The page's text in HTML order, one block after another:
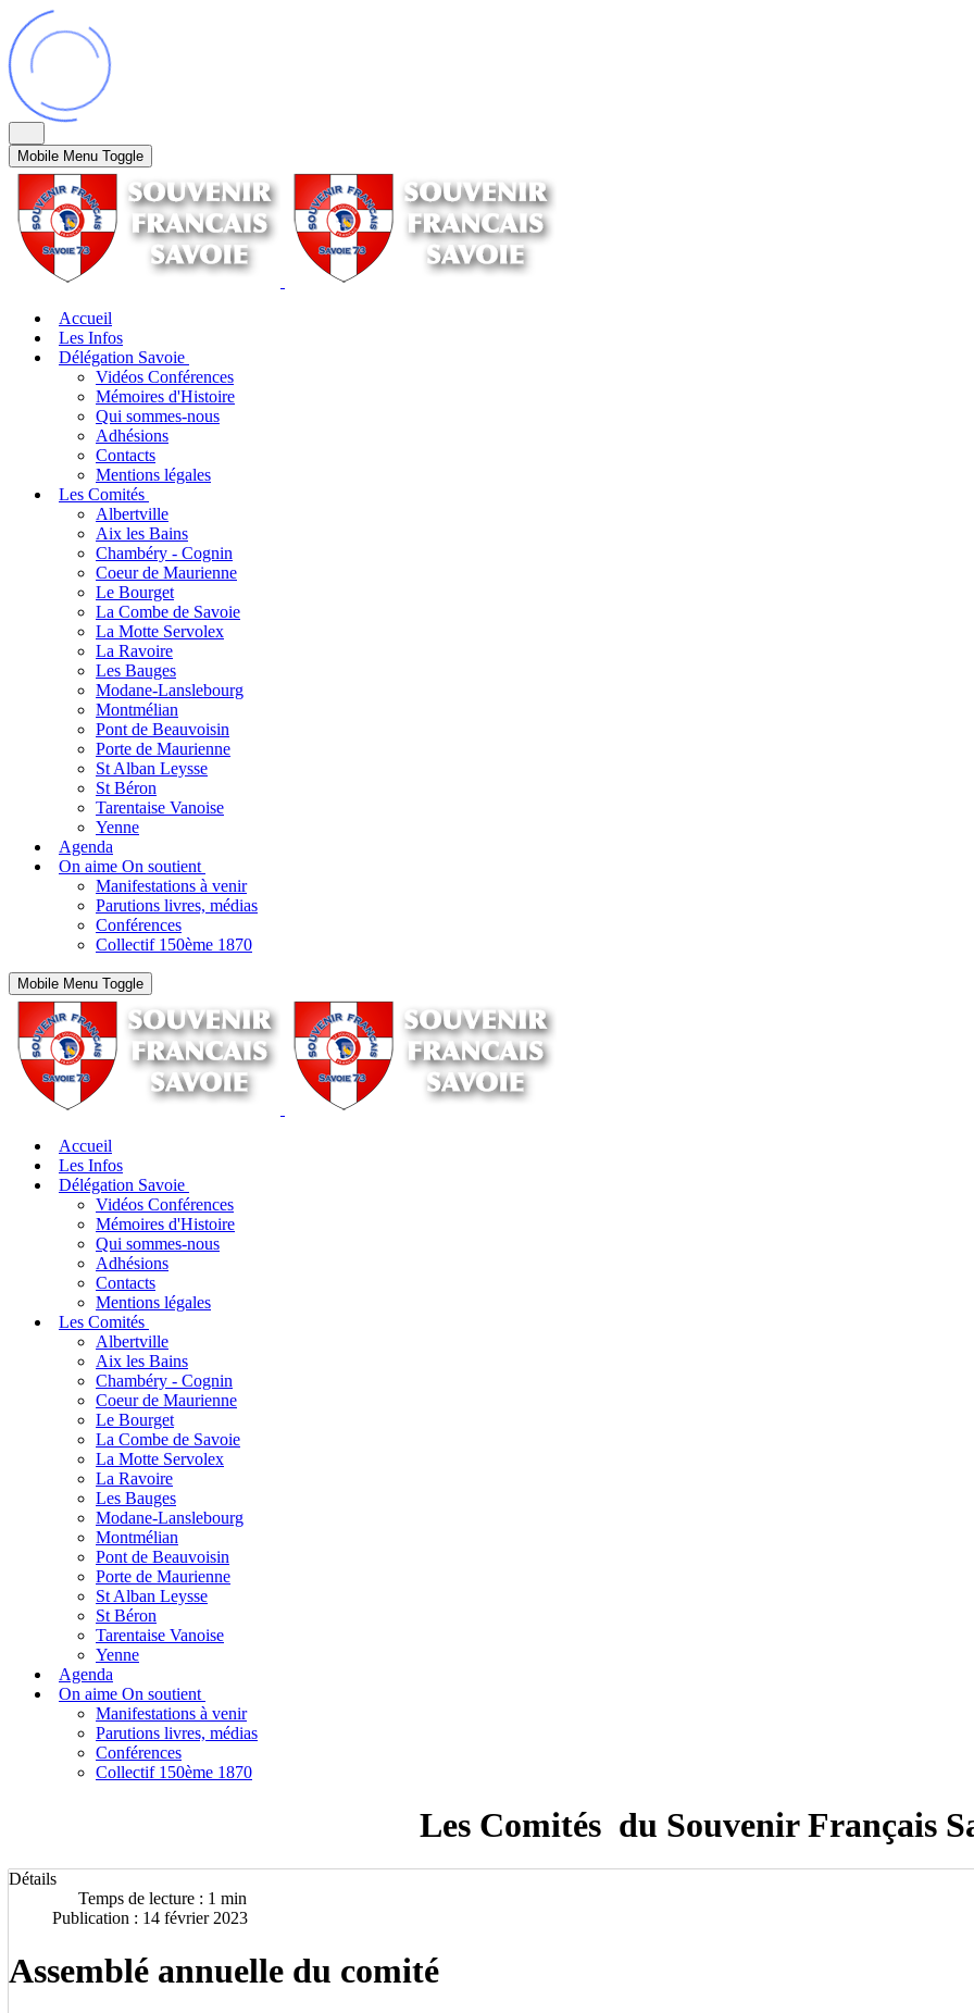
Mobile Menu Toggle
Accueil
Les Infos
Délégation Savoie
Vidéos Conférences
Mémoires d'Histoire
Qui sommes-nous
Adhésions
Contacts
Mentions légales
Les Comités
Albertville
Aix les Bains
Chambéry - Cognin
Coeur de Maurienne
Le Bourget
La Combe de Savoie
La Motte Servolex
La Ravoire
Les Bauges
Modane-Lanslebourg
Montmélian
Pont de Beauvoisin
Porte de Maurienne
St Alban Leysse
St Béron
Tarentaise Vanoise
Yenne
Agenda
On aime On soutient
Manifestations à venir
Parutions livres, médias
Conférences
Collectif 150ème 1870
Mobile Menu Toggle
Accueil
Les Infos
Délégation Savoie
Vidéos Conférences
Mémoires d'Histoire
Qui sommes-nous
Adhésions
Contacts
Mentions légales
Les Comités
Albertville
Aix les Bains
Chambéry - Cognin
Coeur de Maurienne
Le Bourget
La Combe de Savoie
La Motte Servolex
La Ravoire
Les Bauges
Modane-Lanslebourg
Montmélian
Pont de Beauvoisin
Porte de Maurienne
St Alban Leysse
St Béron
Tarentaise Vanoise
Yenne
Agenda
On aime On soutient
Manifestations à venir
Parutions livres, médias
Conférences
Collectif 150ème 1870
Les Comités du Souvenir Français
Détails
Temps de lecture : 1 min
Publication : 14 février 2023
Assemblé annuelle du comité